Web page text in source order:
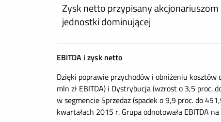
Zysk netto przypisany akcjonariuszom
jednostki dominującej
EBITDA i zysk netto
Dzięki poprawie przychodów i obniżeniu kosztów
mln zł EBITDA) i Dystrybucja (wzrost o 3,5 proc.
w segmencie Sprzedaż (spadek o 9,9 proc. do
kwartałach 2015 r. Grupa odnotowała EBITDA